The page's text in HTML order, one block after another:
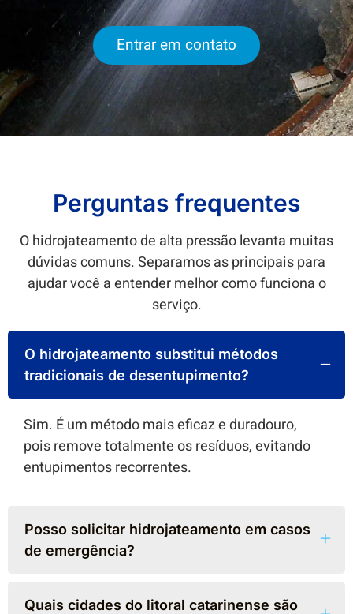
Entrar em contato
Perguntas frequentes
O hidrojateamento de alta pressão levanta muitas
dúvidas comuns. Separamos as principais para
ajudar você a entender melhor como funciona o
serviço.
O hidrojateamento substitui métodos
tradicionais de desentupimento?
Sim. É um método mais eficaz e duradouro,
pois remove totalmente os resíduos, evitando
entupimentos recorrentes.
Posso solicitar hidrojateamento em casos
de emergência?
Quais cidades do litoral catarinense são